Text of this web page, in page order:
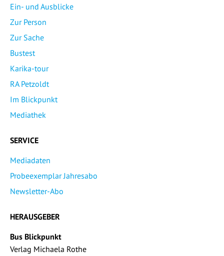
Ein- und Ausblicke
Zur Person
Zur Sache
Bustest
Karika-tour
RA Petzoldt
Im Blickpunkt
Mediathek
SERVICE
Mediadaten
Probeexemplar Jahresabo
Newsletter-Abo
HERAUSGEBER
Bus Blickpunkt
Verlag Michaela Rothe